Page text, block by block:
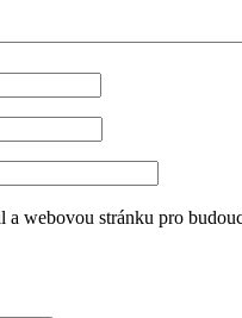
webovou stránku pro